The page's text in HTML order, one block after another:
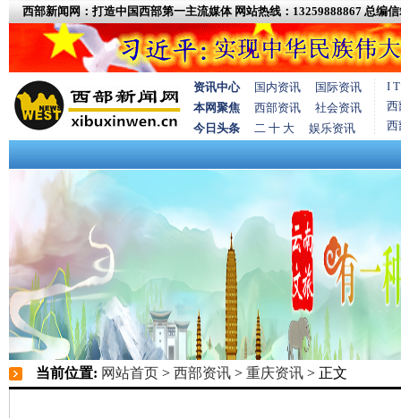
西部新闻网：打造中国西部第一主流媒体 网站热线：13259888867 总编信
资讯中心 国内资讯
国际资讯
本网聚焦
西部资讯
社会资讯
今日头条
二 十 大 娱乐资讯
I
西
西
当前位置: 网站首页 > 西部资讯 > 重庆资讯 > 正文